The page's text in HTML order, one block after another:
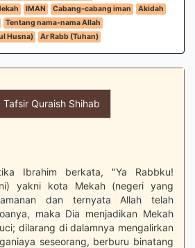
IMAN Cabang-cabang iman
Akidah
Tentang nama-nama Allah
Husna)
Ar Rabb (Tuhan)
Tafsir Quraish Shihab
Ibrahim berkata, "Ya Rabbku!
yakni kota Mekah (negeri yang
dan ternyata Allah telah
maka Dia menjadikan Mekah
dilarang di dalamnya mengalirkan
seseorang, berburu binatang